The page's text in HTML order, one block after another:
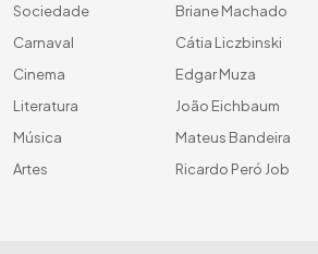
Sociedade
Carnaval
Cinema
Literatura
Música
Artes
Briane Machado
Cátia Liczbinski
Edgar Muza
João Eichbaum
Mateus Bandeira
Ricardo Peró Job